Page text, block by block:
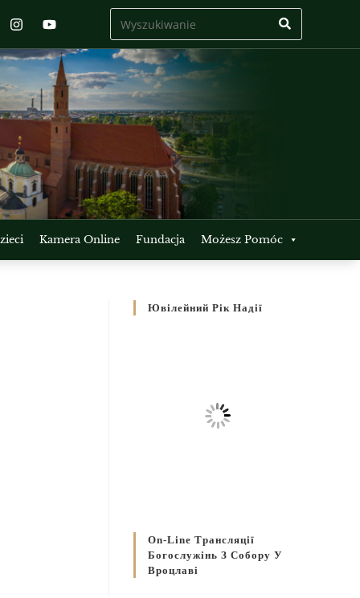
Kamera Online Fundacja Możesz Pomóc
Ювілейний Рік Надії
On-Line Трансляції
Богослужінь З Собору У
Вроцлаві